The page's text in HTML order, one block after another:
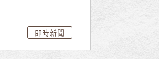
即時新聞